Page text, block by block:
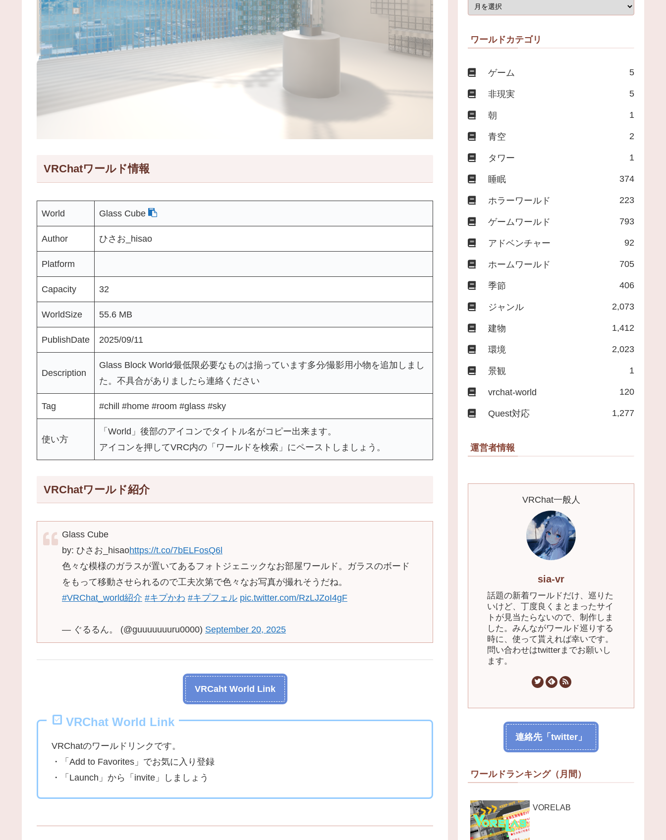
VRChatワールド情報
World Glass Cube
Author ひさお_hisao
Platform
Capacity 32
WorldSize 55.6 MB
PublishDate 2025/09/11
Description
Glass Block World⁄最低限必要なものは揃っています多分⁄撮影用小物を追加しまし
た。不具合がありましたら連絡ください
Tag #chill #home #room #glass #sky
使い方
「World」後部のアイコンでタイトル名がコピー出来ます。
アイコンを押してVRC内の「ワールドを検索」にペーストしましょう。
VRChatワールド紹介
Glass Cube
by: ひさお_hisaohttps://t.co/7bELFosQ6l
色々な模様のガラスが置いてあるフォトジェニックなお部屋ワールド。ガラスのボード
をもって移動させられるので工夫次第で色々なお写真が撮れそうだね。
#VRChat_world紹介 #キプかわ #キプフェル pic.twitter.com/RzLJZoI4gF
— ぐるるん。 (@guuuuuuuru0000) September 20, 2025
VRCaht World Link
VRChat World Link
VRChatのワールドリンクです。
・「Add to Favorites」でお気に入り登録
・「Launch」から「invite」しましょう
ワールドカテゴリ
ゲーム 5
非現実 5
朝 1
青空 2
タワー 1
睡眠 374
ホラーワールド 223
ゲームワールド 793
アドベンチャー 92
ホームワールド 705
季節 406
ジャンル 2,073
建物 1,412
環境 2,023
景観 1
vrchat-world 120
Quest対応 1,277
運営者情報
VRChat一般人
sia-vr
話題の新着ワールドだけ、巡りた
いけど、丁度良くまとまったサイ
トが見当たらないので、制作しま
した。みんながワールド巡りする
時に、使って貰えれば幸いです。
問い合わせはtwitterまでお願いし
ます。
連絡先「twitter」
ワールドランキング（月間）
VORELAB